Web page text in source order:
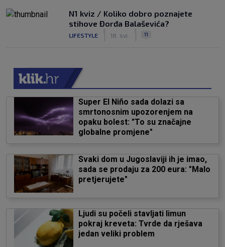
N1 kviz / Koliko dobro poznajete
stihove Đorđa Balaševića?
LIFESTYLE 18. svi. 11
Super El Niño sada dolazi sa
smrtonosnim upozorenjem na
opaku bolest: "To su značajne
globalne promjene"
Svaki dom u Jugoslaviji ih je imao,
sada se prodaju za 200 eura: "Malo
pretjerujete"
Ljudi su počeli stavljati limun
pokraj kreveta: Tvrde da rješava
jedan veliki problem